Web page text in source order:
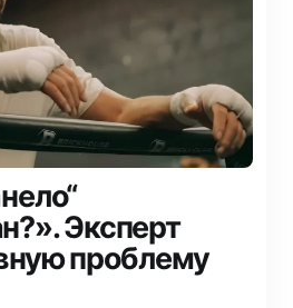
Эксперт
проблему